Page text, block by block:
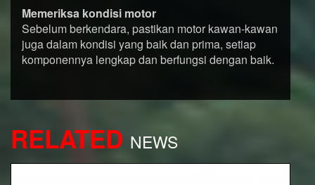
Memeriksa kondisi motor
Sebelum berkendara, pastikan motor kawan-kawan
juga dalam kondisi yang baik dan prima, setiap
komponennya lengkap dan berfungsi dengan baik.
RELATED NEWS